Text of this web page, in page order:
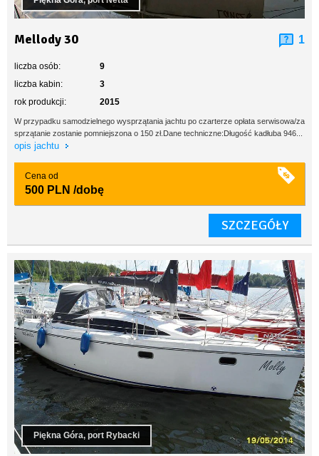
Mellody 30 1
liczba osób:
9
liczba kabin:
3
rok produkcji:
2015
W przypadku samodzielnego wysprzątania jachtu po czarterze opłata serwisowa/za
sprzątanie zostanie pomniejszona o 150 zł.Dane techniczne:Długość kadłuba 946...
opis jachtu
Cena od
500 PLN /dobę
SZCZEGÓŁY
Piękna Góra, port Rybacki